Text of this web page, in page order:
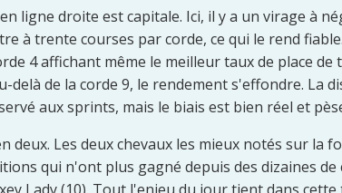
ligne droite est capitale. Ici, il y a un virage à
à trente courses par corde, ce qui le rend
4 affichant même le meilleur taux de place
delà de la corde 9, le rendement s'effondre. La
aux sprints, mais le biais est bien réel et
deux. Les deux chevaux les mieux notés sur la
qui n'ont plus gagné depuis des dizaines